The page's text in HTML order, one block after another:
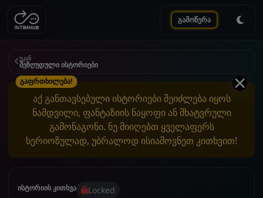
გამოწერა
უკან
შეზღუდული ისტორიები
გაფრთხილება!
აქ განთავსებული ისტორიები შეიძლება იყოს
ნამდვილი, ფანტაზიის ნაყოფი ან მხატვრული
გამონაგონი. ნუ მიიღებთ ყველაფერს
სერიოზულად, უბრალოდ ისიამოვნეთ კითხვით!
ისტორიის კითხვა Locked